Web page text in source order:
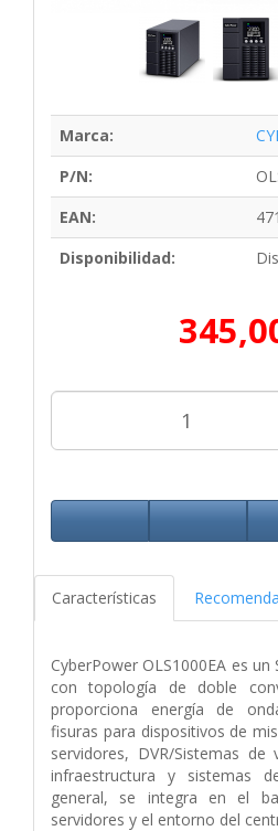
Marca:
P/N:
EAN:
Disponibilidad:
Características
CyberPower OLS1000EA es
con topología de doble
proporciona energía de
fisuras para dispositivos de
servidores, DVR/Sistemas de
infraestructura y sistemas
general, se integra en el
servidores y el entorno del